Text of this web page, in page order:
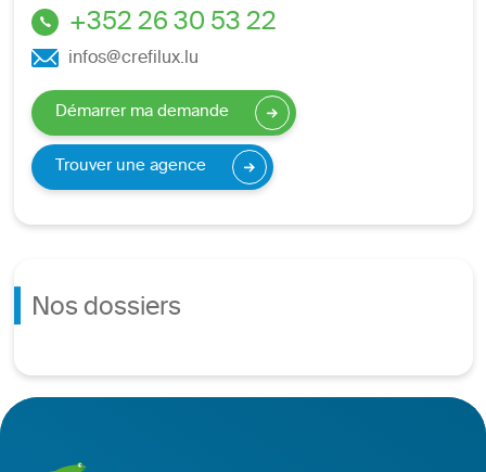
+352 26 30 53 22
infos@crefilux.lu
Démarrer ma demande
Trouver une agence
Nos dossiers